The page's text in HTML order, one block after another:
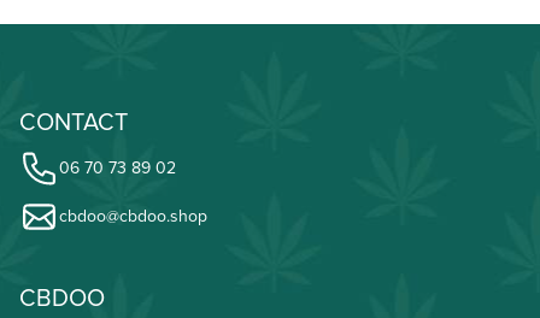
CONTACT
06 70 73 89 02
cbdoo@cbdoo.shop
CBDOO